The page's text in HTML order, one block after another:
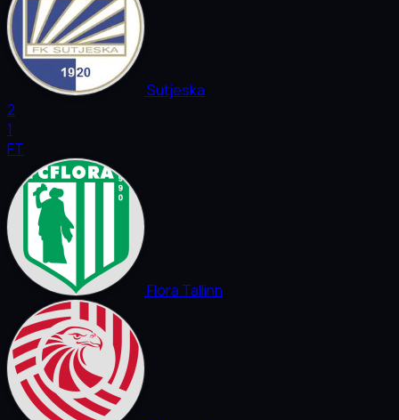
Sutjeska
2
1
FT
Flora Tallinn